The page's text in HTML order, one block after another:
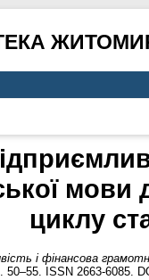
циклу
і фінансова
50–55. ISSN 2663-6085.